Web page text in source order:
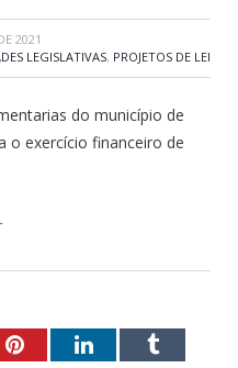
2021
LEGISLATIVAS, PROJETOS DE LEI
do município de
o exercício financeiro de
PinterestLinkedInTumblr